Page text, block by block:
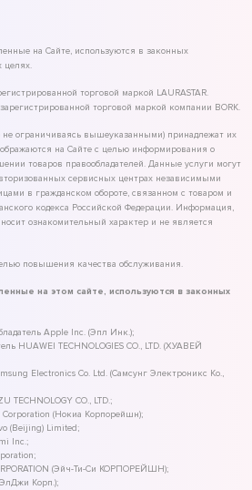
на Сайте, используются в законных
целях.
торговой маркой LAURASTAR.
торговой маркой компании BORK.
ограничиваясь вышеуказанными) принадлежат их
на Сайте с целью информирования о
товаров правообладателей. Данные услуги могут
сервисных центрах независимыми
в гражданском обороте, связанном с товаром и
кодекса Российской Федерации. Информация,
ознакомительный характер и не является
повышения качества обслуживания.
на этом сайте, используются в законных
Apple Inc. (Эпл Инк.);
HUAWEI TECHNOLOGIES CO., LTD. (ХУАВЕЙ
Electronics Co. Ltd. (Самсунг Электроникс Ко.,
TECHNOLOGY CO., LTD.;
Corporation (Нокиа Корпорейшн);
(Beijing) Limited;
Inc.;
(Эйч-Ти-Си КОРПОРЕЙШН);
Корп.);